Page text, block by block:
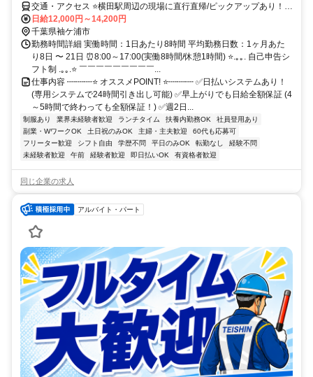
交通・アクセス ⭐横田駅周辺の現場に直行直帰/ピックアップあり！移
動の心配は不要です♪
日給12,000円～14,200円
千葉県袖ケ浦市
勤務時間詳細 実働時間：1日あたり8時間 平均勤務日数：1ヶ月あた
り8日 〜 21日 ⏰8:00～17:00(実働8時間/休憩1時間) ⭐.｡｡. 自己申告シ
フト制 .｡｡.⭐ ￣￣￣￣￣￣￣￣￣...
仕事内容 ┉┉┉⭐ オススメPOINT! ⭐┉┉┉ ✅日払いシステムあり！
(専用システムで24時間引き出し可能) ✅早上がりでも日給全額保証 (4
～5時間で終わっても全額保証！) ✅週2日...
制服あり 業界未経験者歓迎 ランチタイム 扶養内勤務OK
社員登用あり
副業・WワークOK
土日祝のみOK 主婦・主夫歓迎
60代も応募可
フリーター歓迎
シフト自由 学歴不問 平日のみOK 転勤なし
経験不問
未経験者歓迎
午前 経験者歓迎 即日払いOK 有資格者歓迎
同じ企業の求人
アルバイト・パート